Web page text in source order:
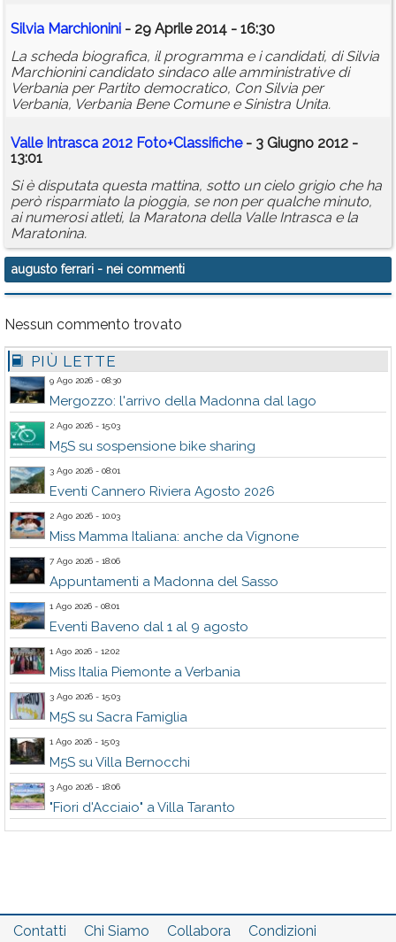
Silvia Marchionini - 29 Aprile 2014 - 16:30
La scheda biografica, il programma e i candidati, di Silvia
Marchionini candidato sindaco alle amministrative di
Verbania per Partito democratico, Con Silvia per
Verbania, Verbania Bene Comune e Sinistra Unita.
Valle Intrasca 2012 Foto+Classifiche- 3 Giugno 2012 -
13:01
Si è disputata questa mattina, sotto un cielo grigio che ha
però risparmiato la pioggia, se non per qualche minuto,
ai numerosi atleti, la Maratona della Valle Intrasca e la
Maratonina.
augusto ferrari - nei commenti
Nessun commento trovato
PIÙ LETTE
9 Ago 2026 - 08:30
Mergozzo: l'arrivo della Madonna dal lago
2 Ago 2026 - 15:03
M5S su sospensione bike sharing
3 Ago 2026 - 08:01
Eventi Cannero Riviera Agosto 2026
2 Ago 2026 - 10:03
Miss Mamma Italiana: anche da Vignone
7 Ago 2026 - 18:06
Appuntamenti a Madonna del Sasso
1 Ago 2026 - 08:01
Eventi Baveno dal 1 al 9 agosto
1 Ago 2026 - 12:02
Miss Italia Piemonte a Verbania
3 Ago 2026 - 15:03
M5S su Sacra Famiglia
1 Ago 2026 - 15:03
M5S su Villa Bernocchi
3 Ago 2026 - 18:06
"Fiori d'Acciaio" a Villa Taranto
Contatti Chi Siamo Collabora Condizioni